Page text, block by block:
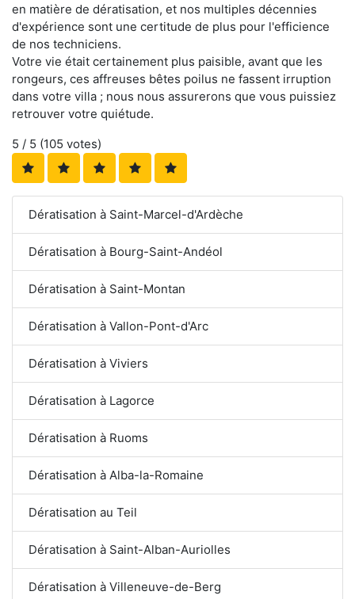
en matière de dératisation, et nos multiples décennies
d'expérience sont une certitude de plus pour l'efficience
de nos techniciens.
Votre vie était certainement plus paisible, avant que les
rongeurs, ces affreuses bêtes poilus ne fassent irruption
dans votre villa ; nous nous assurerons que vous puissiez
retrouver votre quiétude.
5 / 5 (105 votes)
Dératisation à Saint-Marcel-d'Ardèche
Dératisation à Bourg-Saint-Andéol
Dératisation à Saint-Montan
Dératisation à Vallon-Pont-d'Arc
Dératisation à Viviers
Dératisation à Lagorce
Dératisation à Ruoms
Dératisation à Alba-la-Romaine
Dératisation au Teil
Dératisation à Saint-Alban-Auriolles
Dératisation à Villeneuve-de-Berg